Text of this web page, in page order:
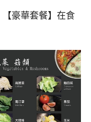
【豪華套餐】在食